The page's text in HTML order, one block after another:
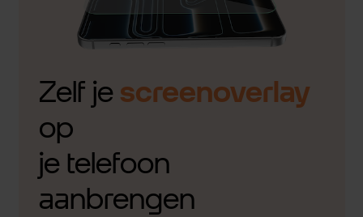
Zelf je screenoverlay
op
je telefoon
aanbrengen